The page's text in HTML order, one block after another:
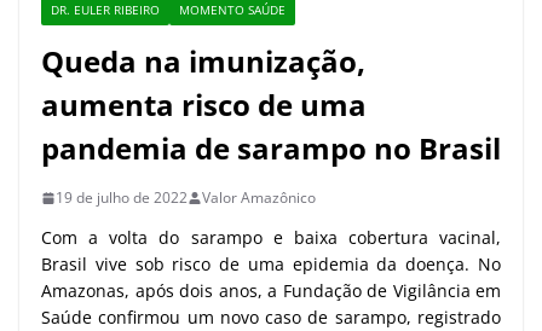
DR. EULER RIBEIRO MOMENTO SAÚDE
Queda na imunização,
aumenta risco de uma
pandemia de sarampo no Brasil
19 de julho de 2022 Valor Amazônico
Com a volta do sarampo e baixa cobertura vacinal,
Brasil vive sob risco de uma epidemia da doença. No
Amazonas, após dois anos, a Fundação de Vigilância em
Saúde confirmou um novo caso de sarampo, registrado